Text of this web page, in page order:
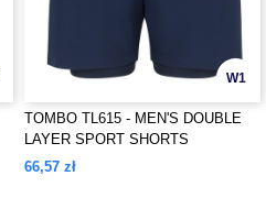
W1
TOMBO TL615 - MEN'S DOUBLE
LAYER SPORT SHORTS
66,57 zł